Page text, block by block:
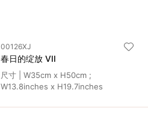
00126XJ
春日的绽放 VII
尺寸 | W35cm x H50cm ;
W13.8inches x H19.7inches